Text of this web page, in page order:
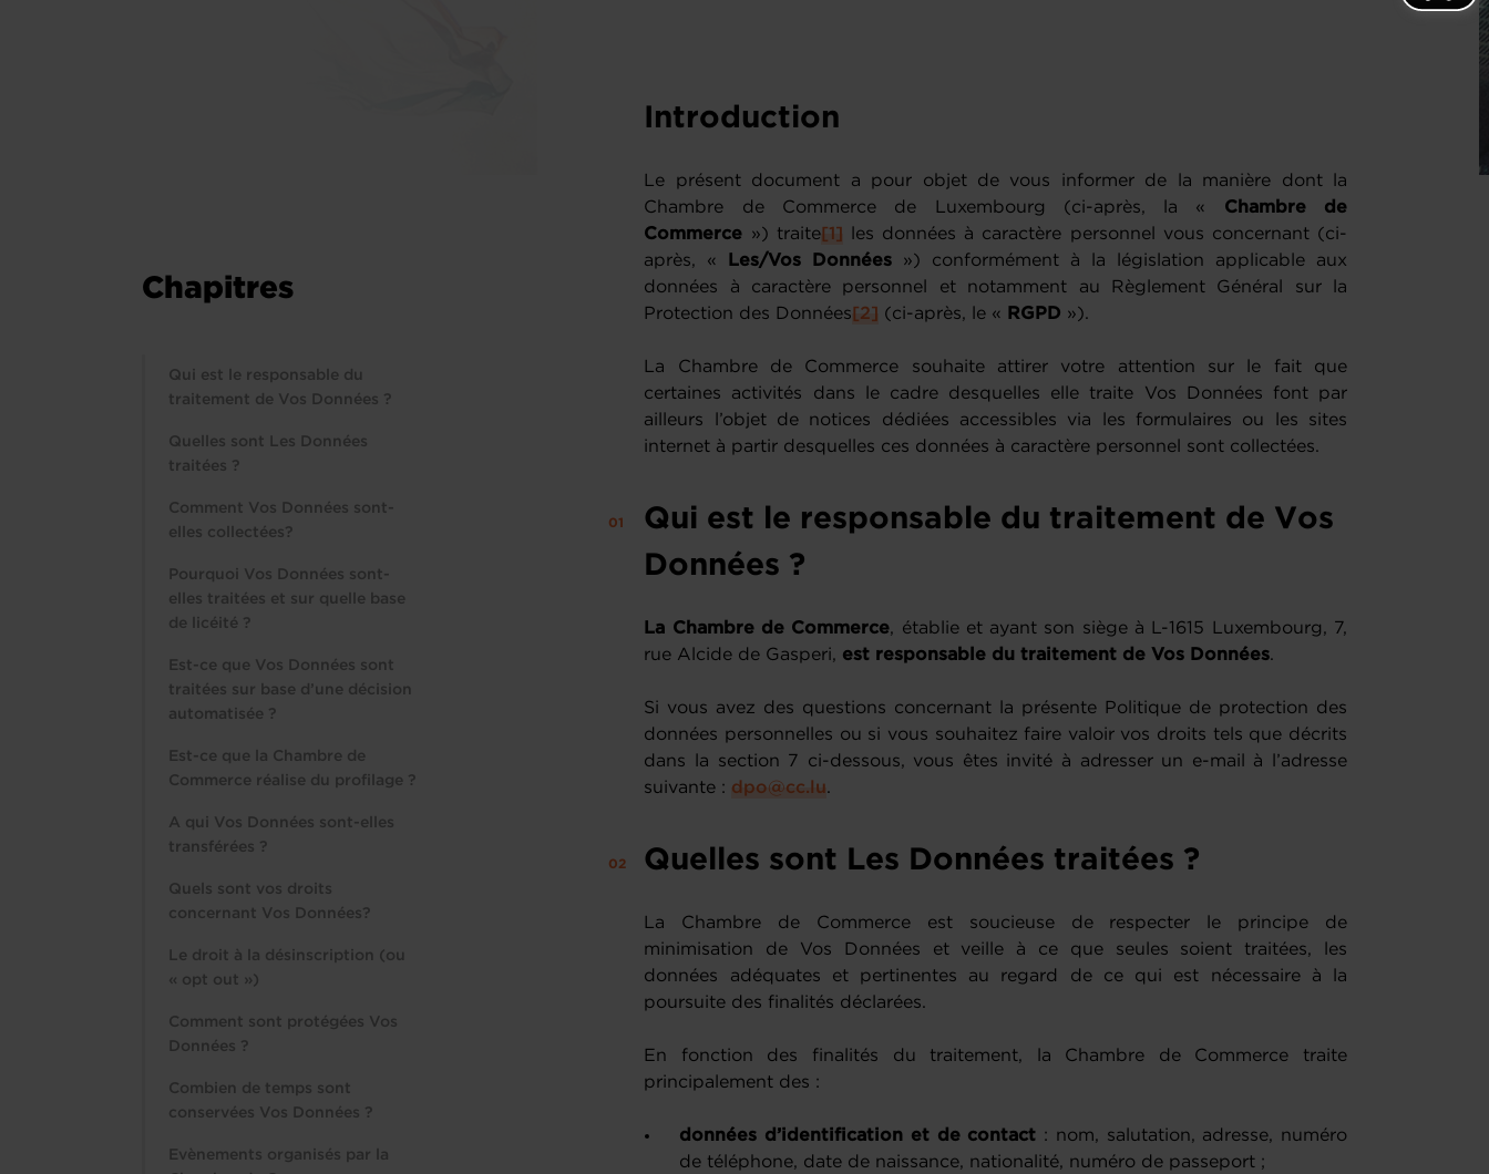
Chapitres
Qui est le responsable du
traitement de Vos Données ?
Quelles sont Les Données
traitées ?
Comment Vos Données sont-
elles collectées?
Pourquoi Vos Données sont-
elles traitées et sur quelle base
de licéité ?
Est-ce que Vos Données sont
traitées sur base d’une décision
automatisée ?
Est-ce que la Chambre de
Commerce réalise du profilage ?
A qui Vos Données sont-elles
transférées ?
Quels sont vos droits
concernant Vos Données?
Le droit à la désinscription (ou
« opt out »)
Comment sont protégées Vos
Données ?
Combien de temps sont
conservées Vos Données ?
Evènements organisés par la
Introduction
Le présent document a pour objet de vous informer de la manière dont la
Chambre de Commerce de Luxembourg (ci-après, la « Chambre de
Commerce ») traite[1]
les données à caractère personnel vous concernant (ci-
après, «
Les/Vos Données ») conformément à la législation applicable aux
données à caractère personnel et notamment au Règlement Général sur la
Protection des Données [2] (ci-après, le « RGPD »).
La Chambre de Commerce souhaite attirer votre attention sur le fait que
certaines activités dans le cadre desquelles elle traite Vos Données font par
ailleurs l’objet de notices dédiées accessibles via les formulaires ou les sites
internet à partir desquelles ces données à caractère personnel sont collectées.
Qui est le responsable du traitement de Vos
Données ?
La Chambre de Commerce, établie et ayant son siège à L-1615 Luxembourg, 7,
rue Alcide de Gasperi, est responsable du traitement de Vos Données.
Si vous avez des questions concernant la présente Politique de protection des
données personnelles ou si vous souhaitez faire valoir vos droits tels que décrits
dans la section 7 ci-dessous, vous êtes invité à adresser un e-mail à l’adresse
suivante : dpo@cc.lu.
Quelles sont Les Données traitées ?
La Chambre de Commerce est soucieuse de respecter le principe de
minimisation de Vos Données et veille à ce que seules soient traitées, les
données adéquates et pertinentes au regard de ce qui est nécessaire à la
poursuite des finalités déclarées.
En fonction des finalités du traitement, la Chambre de Commerce traite
principalement des :
données d’identification et de contact : nom, salutation, adresse, numéro
de téléphone, date de naissance, nationalité, numéro de passeport ;